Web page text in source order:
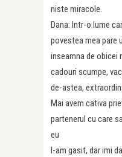
niste miracole.
Dana: Intr-o lume
povestea mea pare
inseamna de obicei
cadouri scumpe,
de-astea,
Mai avem cativa
partenerul cu care
eu
l-am gasit, dar imi